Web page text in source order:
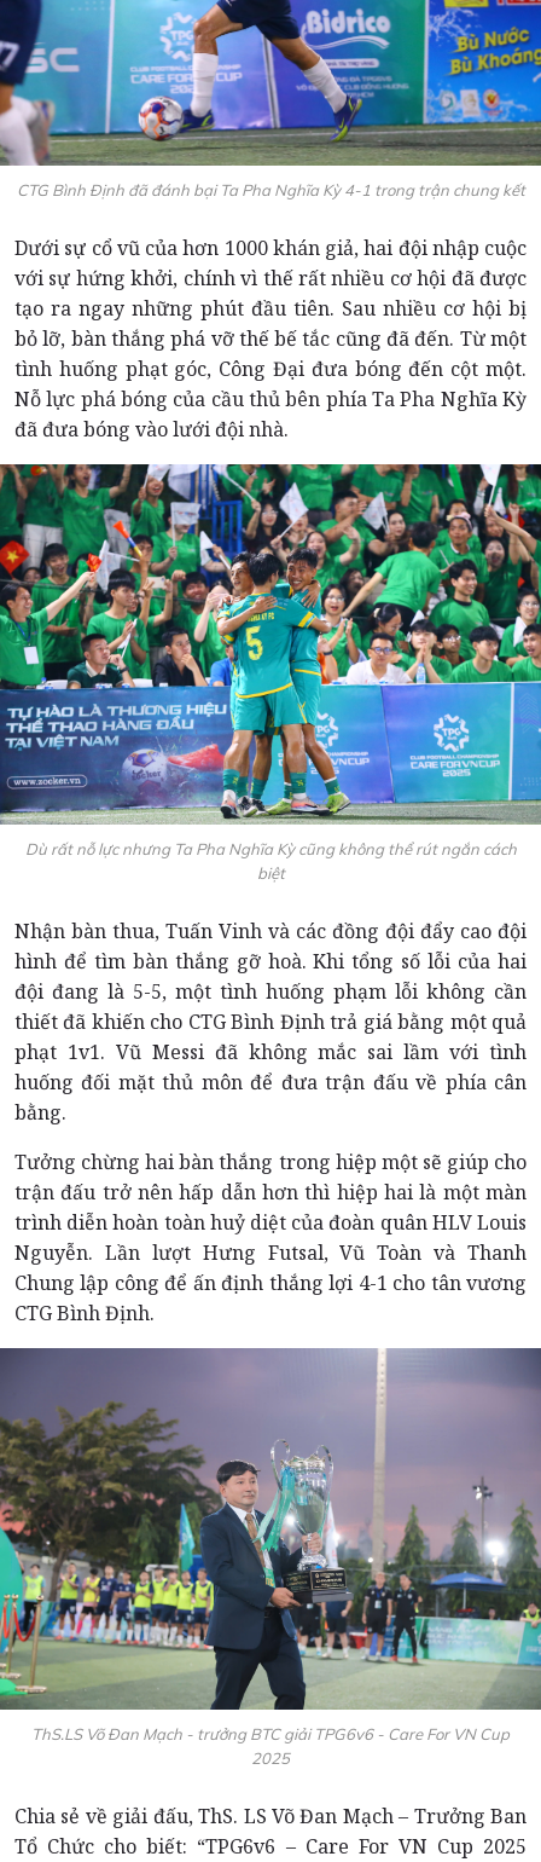
CTG Bình Định đã đánh bại Ta Pha Nghĩa Kỳ 4-1 trong trận chung kết
Dưới sự cổ vũ của hơn 1000 khán giả, hai đội nhập cuộc
với sự hứng khởi, chính vì thế rất nhiều cơ hội đã được
tạo ra ngay những phút đầu tiên. Sau nhiều cơ hội bị
bỏ lỡ, bàn thắng phá vỡ thế bế tắc cũng đã đến. Từ một
tình huống phạt góc, Công Đại đưa bóng đến cột một.
Nỗ lực phá bóng của cầu thủ bên phía Ta Pha Nghĩa Kỳ
đã đưa bóng vào lưới đội nhà.
Dù rất nỗ lực nhưng Ta Pha Nghĩa Kỳ cũng không thể rút ngắn cách
biệt
Nhận bàn thua, Tuấn Vinh và các đồng đội đẩy cao đội
hình để tìm bàn thắng gỡ hoà. Khi tổng số lỗi của hai
đội đang là 5-5, một tình huống phạm lỗi không cần
thiết đã khiến cho CTG Bình Định trả giá bằng một quả
phạt 1v1. Vũ Messi đã không mắc sai lầm với tình
huống đối mặt thủ môn để đưa trận đấu về phía cân
bằng.
Tưởng chừng hai bàn thắng trong hiệp một sẽ giúp cho
trận đấu trở nên hấp dẫn hơn thì hiệp hai là một màn
trình diễn hoàn toàn huỷ diệt của đoàn quân HLV Louis
Nguyễn. Lần lượt Hưng Futsal, Vũ Toàn và Thanh
Chung lập công để ấn định thắng lợi 4-1 cho tân vương
CTG Bình Định.
ThS.LS Võ Đan Mạch - trưởng BTC giải TPG6v6 - Care For VN Cup
2025
Chia sẻ về giải đấu, ThS. LS Võ Đan Mạch – Trưởng Ban
Tổ Chức cho biết: “TPG6v6 – Care For VN Cup 2025